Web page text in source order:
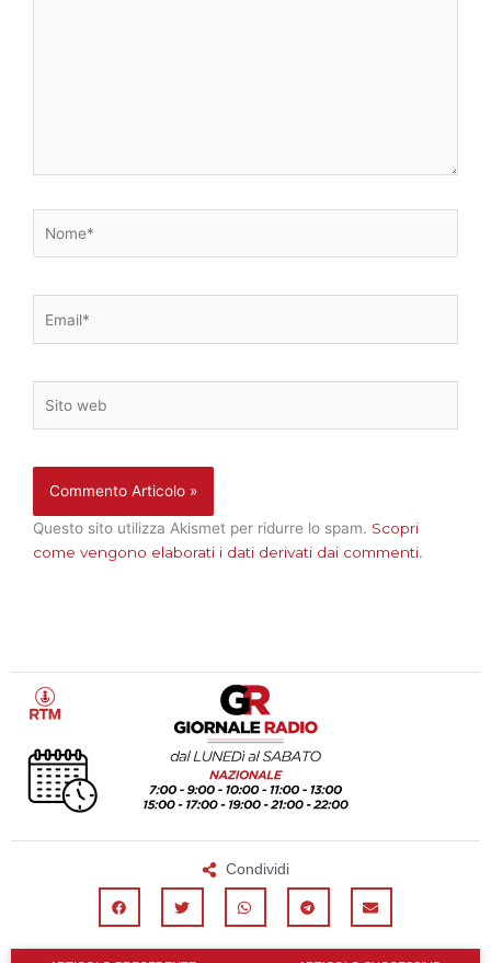
web
Questo sito utilizza Akismet per ridurre lo spam. Scopri
come vengono elaborati i dati derivati dai commenti.
Condividi